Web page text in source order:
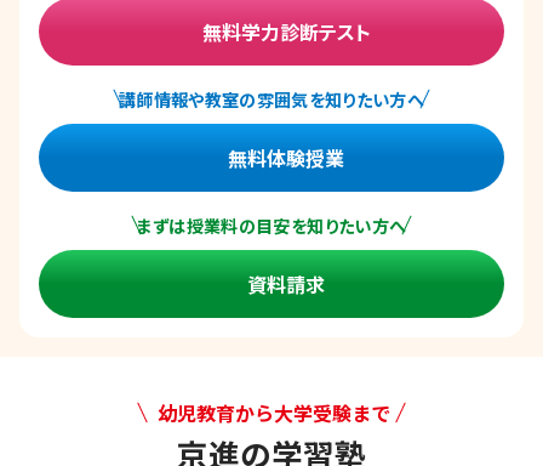
無料学力診断テスト
講師情報や教室の雰囲気を知りたい方へ
無料体験授業
まずは授業料の目安を知りたい方へ
資料請求
幼児教育から大学受験まで
京進の学習塾